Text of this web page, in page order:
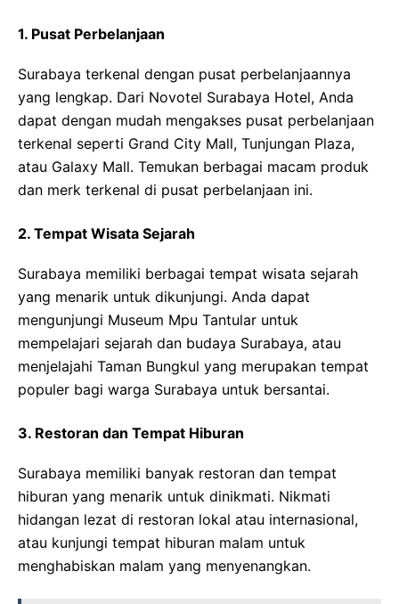
1. Pusat Perbelanjaan
Surabaya terkenal dengan pusat perbelanjaannya
yang lengkap. Dari Novotel Surabaya Hotel, Anda
dapat dengan mudah mengakses pusat perbelanjaan
terkenal seperti Grand City Mall, Tunjungan Plaza,
atau Galaxy Mall. Temukan berbagai macam produk
dan merk terkenal di pusat perbelanjaan ini.
2. Tempat Wisata Sejarah
Surabaya memiliki berbagai tempat wisata sejarah
yang menarik untuk dikunjungi. Anda dapat
mengunjungi Museum Mpu Tantular untuk
mempelajari sejarah dan budaya Surabaya, atau
menjelajahi Taman Bungkul yang merupakan tempat
populer bagi warga Surabaya untuk bersantai.
3. Restoran dan Tempat Hiburan
Surabaya memiliki banyak restoran dan tempat
hiburan yang menarik untuk dinikmati. Nikmati
hidangan lezat di restoran lokal atau internasional,
atau kunjungi tempat hiburan malam untuk
menghabiskan malam yang menyenangkan.